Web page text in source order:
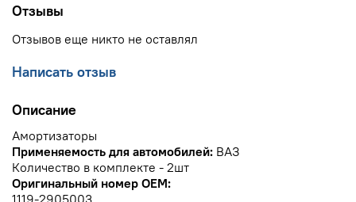
Отзывы
Отзывов еще никто не оставлял
Написать отзыв
Описание
Амортизаторы
Применяемость для автомобилей: ВАЗ
Количество в комплекте - 2шт
Оригинальный номер OEM: